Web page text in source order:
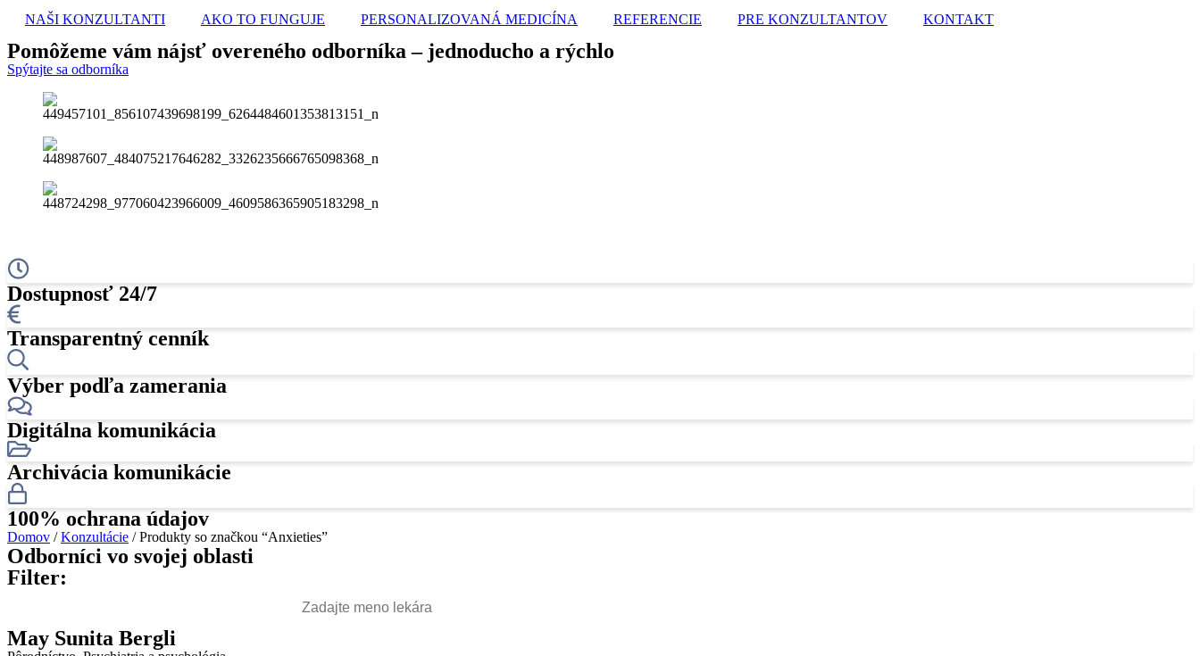
NAŠI KONZULTANTI AKO TO FUNGUJE PERSONALIZOVANÁ MEDICÍNA REFERENCIE PRE KONZULTANTOV KONTAKT
Pomôžeme vám nájsť overeného odborníka– jednoducho a rýchlo
Spýtajte sa odborníka
Dostupnosť 24/7
Transparentný cenník
Výber podľa zamerania
Digitálna komunikácia
Archivácia komunikácie
100% ochrana údajov
Domov /Konzultácie / Produkty so značkou “Anxieties”
Odborníci vo svojej oblasti
Filter:
May Sunita Bergli